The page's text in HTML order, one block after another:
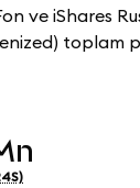
ve iShares
toplam